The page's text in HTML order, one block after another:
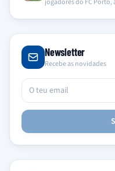
jogadores do FC
Newsletter
Recebe as novidades